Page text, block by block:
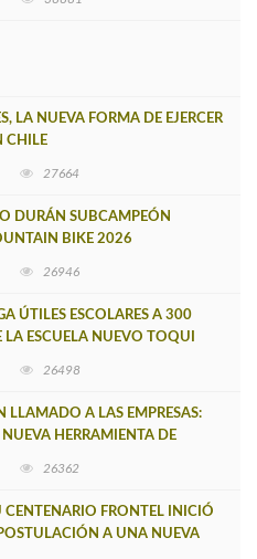
LA NUEVA FORMA DE EJERCER
CHILE
27664
DURÁN SUBCAMPEÓN
BIKE 2026
26946
ÚTILES ESCOLARES A 300
LA ESCUELA NUEVO TOQUI
26498
LLAMADO A LAS EMPRESAS:
HERRAMIENTA DE
26362
CENTENARIO FRONTEL INICIÓ
A UNA NUEVA